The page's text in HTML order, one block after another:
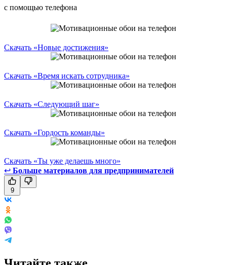
с помощью телефона
Скачать «Новые достижения»
Скачать «Время искать сотрудника»
Скачать «Следующий шаг»
Скачать «Гордость команды»
Скачать «Ты уже делаешь много»
↩ Больше материалов для предпринимателей
9